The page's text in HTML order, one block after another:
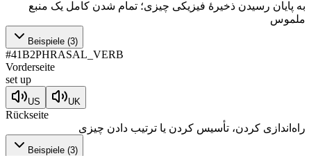
به پایان رسیدن ذخیرۀ فیزیکی چیزی؛ تمام شدن کامل یک منبع
ملموس
Beispiele (3)
#41B2PHRASAL_VERB
Vorderseite
set up
US UK
Rückseite
راه‌اندازی کردن، تأسیس کردن یا ترتیب دادن چیزی
Beispiele (3)